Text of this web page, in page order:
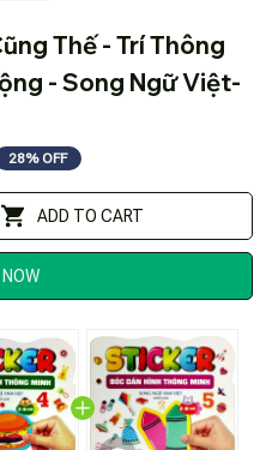
Thế - Trí Thông
- Song Ngữ Việt-
28% OFF
ADD TO CART
NOW